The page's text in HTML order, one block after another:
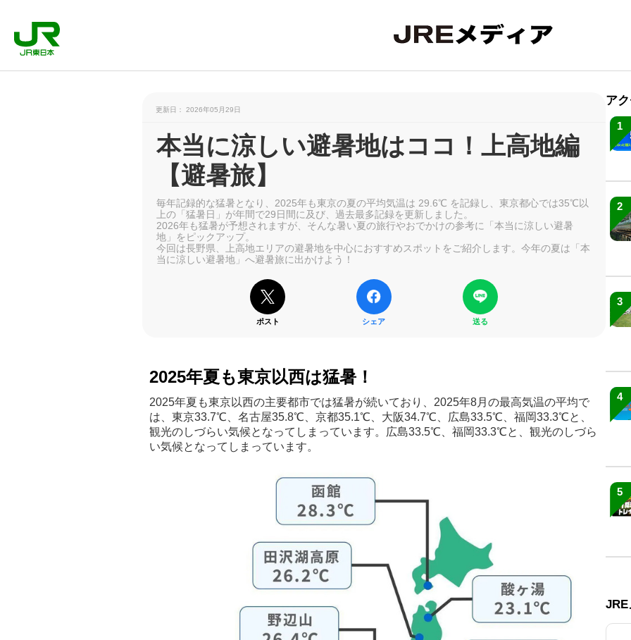
更新日： 2026年05月29日
本当に涼しい避暑地はココ！上高地編
【避暑旅】
毎年記録的な猛暑となり、2025年も東京の夏の平均気温は 29.6℃ を記録し、東京都心では35℃以
上の「猛暑日」が年間で29日間に及び、過去最多記録を更新しました。
2026年も猛暑が予想されますが、そんな暑い夏の旅行やおでかけの参考に「本当に涼しい避暑
地」をピックアップ。
今回は長野県、上高地エリアの避暑地を中心におすすめスポットをご紹介します。今年の夏は「本
当に涼しい避暑地」へ避暑旅に出かけよう！
ポスト シェア 送る
2025年夏も東京以西は猛暑！
2025年夏も東京以西の主要都市では猛暑が続いており、2025年8月の最高気温の平均で
は、東京33.7℃、名古屋35.8℃、京都35.1℃、大阪34.7℃、広島33.5℃、福岡33.3℃と、
観光のしづらい気候となってしまっています。広島33.5℃、福岡33.3℃と、観光のしづら
い気候となってしまっています。
ア
1
2
3
4
5
JRE